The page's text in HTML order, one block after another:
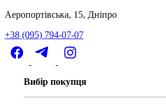
Аеропортівська, 15, Дніпро
+38 (095) 794-07-07
Вибір покупця